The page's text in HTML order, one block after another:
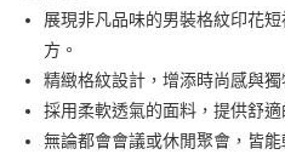
Apple Pay
悠遊付
Google Pay
ATM付款
展現非凡品味的男裝格紋印花
方。
精緻格紋設計，增添時尚感與獨
採用柔軟透氣的面料，提供舒適
無論都會會議或休閒聚會，皆能